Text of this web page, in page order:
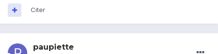
Citer
paupiette